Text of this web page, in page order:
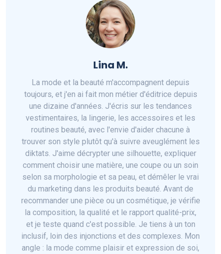
Lina M.
La mode et la beauté m'accompagnent depuis
toujours, et j'en ai fait mon métier d'éditrice depuis
une dizaine d'années. J'écris sur les tendances
vestimentaires, la lingerie, les accessoires et les
routines beauté, avec l'envie d'aider chacune à
trouver son style plutôt qu'à suivre aveuglément les
diktats. J'aime décrypter une silhouette, expliquer
comment choisir une matière, une coupe ou un soin
selon sa morphologie et sa peau, et démêler le vrai
du marketing dans les produits beauté. Avant de
recommander une pièce ou un cosmétique, je vérifie
la composition, la qualité et le rapport qualité-prix,
et je teste quand c'est possible. Je tiens à un ton
inclusif, loin des injonctions et des complexes. Mon
angle : la mode comme plaisir et expression de soi,